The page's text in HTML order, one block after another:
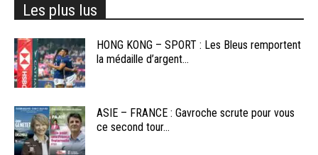
Les plus lus
HONG KONG – SPORT : Les Bleus remportent
la médaille d’argent...
ASIE – FRANCE : Gavroche scrute pour vous
ce second tour...